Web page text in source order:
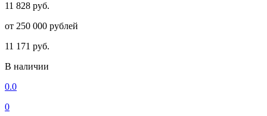
11 828 руб.
от 250 000 рублей
11 171 руб.
В наличии
0.0
0